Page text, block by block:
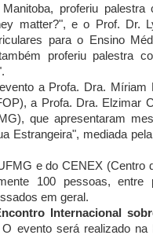
proferiu
matter?", e o Prof. Dr.
para o Ensino
proferiu palestra
a Profa. Dra. Míriam
a Profa. Dra. Elzimar
que apresentaram
Estrangeira", mediada
e do CENEX (Centro
100 pessoas, entre
em geral.
Internacional
O evento será realizado na